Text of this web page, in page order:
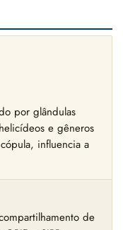
por glândulas
e gêneros
influencia a
de